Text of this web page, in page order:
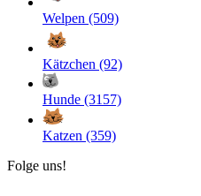
Welpen (509)
Kätzchen (92)
Hunde (3157)
Katzen (359)
Folge uns!